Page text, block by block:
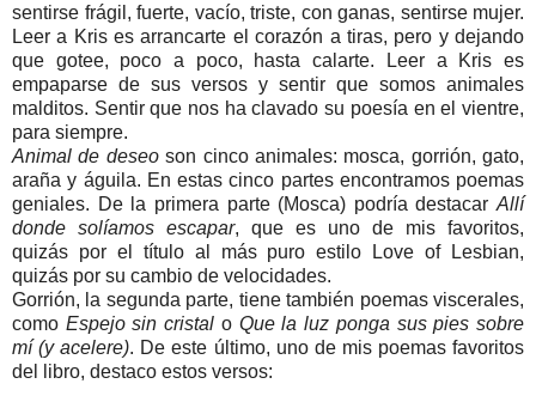
sentirse frágil, fuerte, vacío, triste, con ganas, sentirse mujer.
Leer a Kris es arrancarte el corazón a tiras, pero y dejando
que gotee, poco a poco, hasta calarte. Leer a Kris es
empaparse de sus versos y sentir que somos animales
malditos. Sentir que nos ha clavado su poesía en el vientre,
para siempre.
Animal de deseoson cinco animales: mosca, gorrión, gato,
araña y águila. En estas cinco partes encontramos poemas
geniales. De la primera parte (Mosca) podría destacar Allí
donde solíamos escapar, que es uno de mis favoritos,
quizás por el título al más puro estilo Love of Lesbian,
quizás por su cambio de velocidades.
Gorrión, la segunda parte, tiene también poemas viscerales,
como Espejo sin cristal o Que la luz ponga sus pies sobre
mí (y acelere). De este último, uno de mis poemas favoritos
del libro, destaco estos versos: